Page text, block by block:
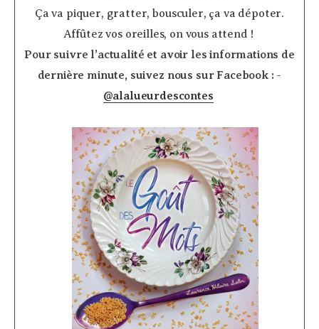
Ça va piquer, gratter, bousculer, ça va dépoter.
Affûtez vos oreilles, on vous attend ! ­
Pour suivre l’actualité et avoir les informations de
dernière minute, suivez nous sur Facebook : ­
@alalueurdescontes